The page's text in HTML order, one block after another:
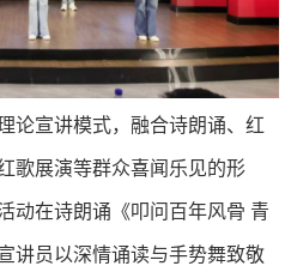
宣讲模式，融合诗朗诵、红
歌展演等群众喜闻乐见的形
动在诗朗诵《叩问百年风骨 青
讲员以深情诵读与手势舞致敬